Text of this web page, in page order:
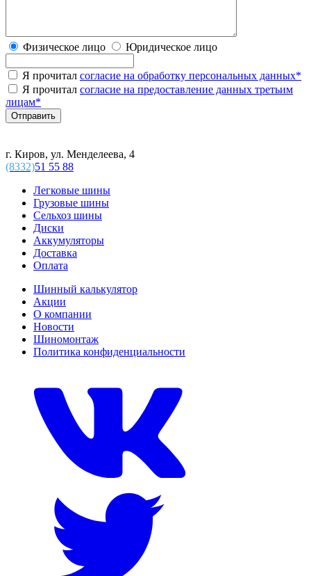
Физическое лицо Юридическое лицо
Я прочитал согласие на обработку персональных данных*
Я прочитал согласие на предоставление данных третьим
лицам*
г. Киров, ул. Менделеева, 4
(8332)51 55 88
Легковые шины
Грузовые шины
Сельхоз шины
Диски
Аккумуляторы
Доставка
Оплата
Шинный калькулятор
Акции
О компании
Новости
Шиномонтаж
Политика конфиденциальности